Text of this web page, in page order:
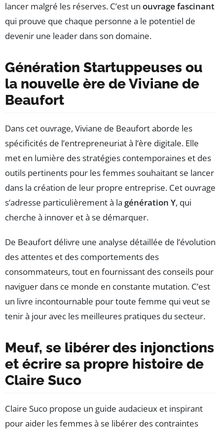
lancer malgré les réserves. C’est un ouvrage fascinant
qui prouve que chaque personne a le potentiel de
devenir une leader dans son domaine.
Génération Startuppeuses ou
la nouvelle ère de Viviane de
Beaufort
Dans cet ouvrage, Viviane de Beaufort aborde les
spécificités de l’entrepreneuriat à l’ère digitale. Elle
met en lumière des stratégies contemporaines et des
outils pertinents pour les femmes souhaitant se lancer
dans la création de leur propre entreprise. Cet ouvrage
s’adresse particulièrement à la génération Y, qui
cherche à innover et à se démarquer.
De Beaufort délivre une analyse détaillée de l’évolution
des attentes et des comportements des
consommateurs, tout en fournissant des conseils pour
naviguer dans ce monde en constante mutation. C’est
un livre incontournable pour toute femme qui veut se
tenir à jour avec les meilleures pratiques du secteur.
Meuf, se libérer des injonctions
et écrire sa propre histoire de
Claire Suco
Claire Suco propose un guide audacieux et inspirant
pour aider les femmes à se libérer des contraintes